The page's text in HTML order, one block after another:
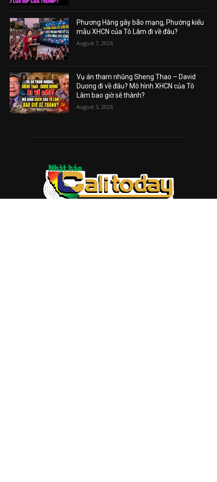
Phương Hằng gây bão mạng, Phường kiểu
mẫu XHCN của Tô Lâm đi về đâu?
August 7, 2026
Vụ án tham nhũng Sheng Thao – David
Duong đi về đâu? Mô hình XHCN của Tô
Lâm bao giờ sẽ thành?
August 5, 2026